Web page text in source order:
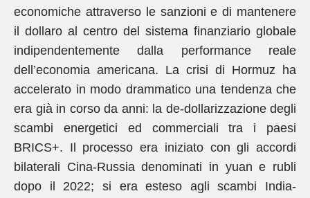
economiche attraverso le sanzioni e di mantenere
il dollaro al centro del sistema finanziario globale
indipendentemente dalla performance reale
dell’economia americana. La crisi di Hormuz ha
accelerato in modo drammatico una tendenza che
era già in corso da anni: la de-dollarizzazione degli
scambi energetici ed commerciali tra i paesi
BRICS+. Il processo era iniziato con gli accordi
bilaterali Cina-Russia denominati in yuan e rubli
dopo il 2022; si era esteso agli scambi India-